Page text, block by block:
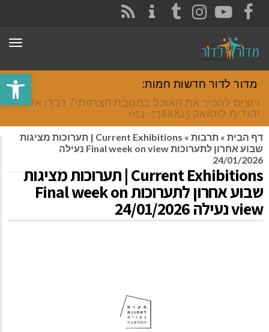
פתח
FACEBOOK
YOUTUBE
INSTAGRAM
TUMBLR
מדור לדור חדשות חמות:
רוצים להכיר את האוכל במטבח הצרפתי? דברו איתי
יהודית לוטואק 054-7388825.
דף הבית » תרבות »
Current Exhibitions | תערוכות מציגות
שבוע אחרון לתערוכות Final week on view נעילה
24/01/2026
Current Exhibitions | תערוכות מציגות
שבוע אחרון לתערוכות Final week on
view נעילה 24/01/2026